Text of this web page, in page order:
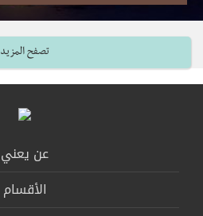
تصفح المزيد
عن يعني
الأقسام